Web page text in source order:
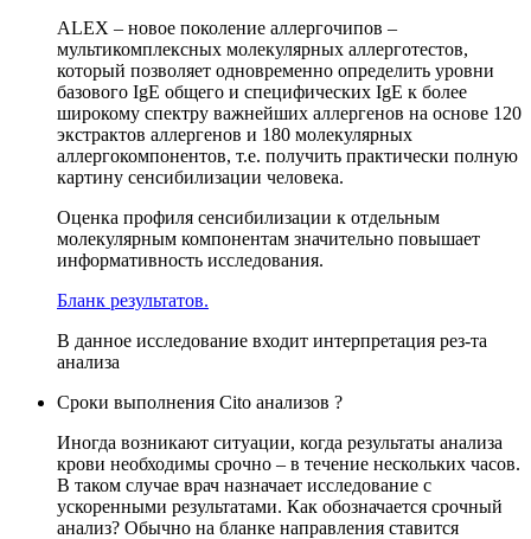
ALEX – новое поколение аллергочипов –
мультикомплексных молекулярных аллерготестов,
который позволяет одновременно определить уровни
базового IgE общего и специфических IgE к более
широкому спектру важнейших аллергенов на основе 120
экстрактов аллергенов и 180 молекулярных
аллергокомпонентов, т.е. получить практически полную
картину сенсибилизации человека.
Оценка профиля сенсибилизации к отдельным
молекулярным компонентам значительно повышает
информативность исследования.
Бланк результатов.
В данное исследование входит интерпретация рез-та
анализа
Сроки выполнения Cito анализов ?
Иногда возникают ситуации, когда результаты анализа
крови необходимы срочно – в течение нескольких часов.
В таком случае врач назначает исследование с
ускоренными результатами. Как обозначается срочный
анализ? Обычно на бланке направления ставится